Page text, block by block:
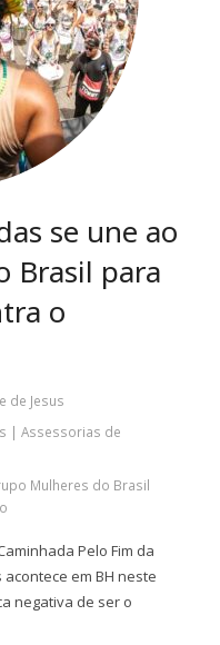
se une ao
Brasil para
o
de Jesus
| Assessorias de
Mulheres do Brasil
Pelo Fim da
em BH neste
negativa de ser o